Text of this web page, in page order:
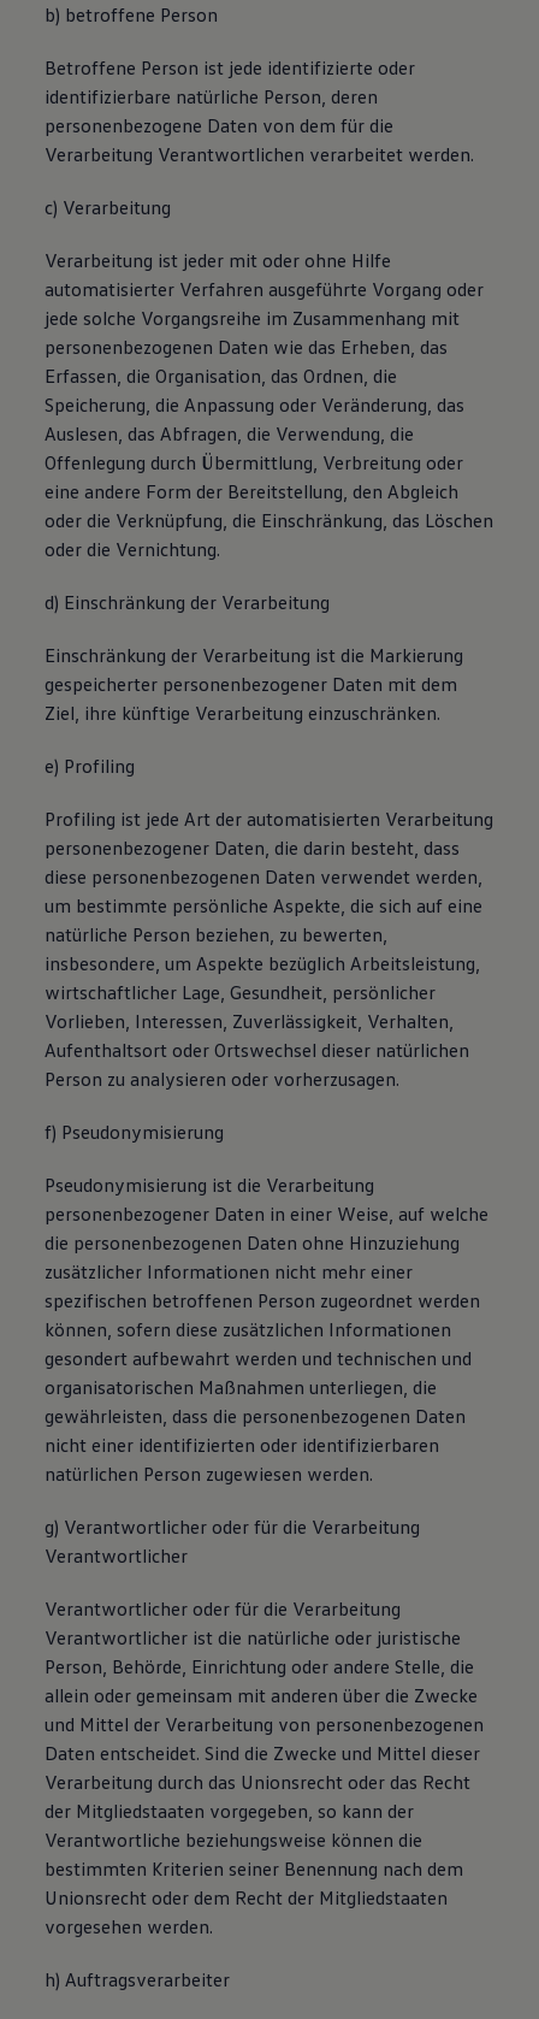
b) betroffene Person
Betroffene Person ist jede identifizierte oder
identifizierbare natürliche Person, deren
personenbezogene Daten von dem für die
Verarbeitung Verantwortlichen verarbeitet werden.
c) Verarbeitung
Verarbeitung ist jeder mit oder ohne Hilfe
automatisierter Verfahren ausgeführte Vorgang oder
jede solche Vorgangsreihe im Zusammenhang mit
personenbezogenen Daten wie das Erheben, das
Erfassen, die Organisation, das Ordnen, die
Speicherung, die Anpassung oder Veränderung, das
Auslesen, das Abfragen, die Verwendung, die
Offenlegung durch Übermittlung, Verbreitung oder
eine andere Form der Bereitstellung, den Abgleich
oder die Verknüpfung, die Einschränkung, das Löschen
oder die Vernichtung.
d) Einschränkung der Verarbeitung
Einschränkung der Verarbeitung ist die Markierung
gespeicherter personenbezogener Daten mit dem
Ziel, ihre künftige Verarbeitung einzuschränken.
e) Profiling
Profiling ist jede Art der automatisierten Verarbeitung
personenbezogener Daten, die darin besteht, dass
diese personenbezogenen Daten verwendet werden,
um bestimmte persönliche Aspekte, die sich auf eine
natürliche Person beziehen, zu bewerten,
insbesondere, um Aspekte bezüglich Arbeitsleistung,
wirtschaftlicher Lage, Gesundheit, persönlicher
Vorlieben, Interessen, Zuverlässigkeit, Verhalten,
Aufenthaltsort oder Ortswechsel dieser natürlichen
Person zu analysieren oder vorherzusagen.
f) Pseudonymisierung
Pseudonymisierung ist die Verarbeitung
personenbezogener Daten in einer Weise, auf welche
die personenbezogenen Daten ohne Hinzuziehung
zusätzlicher Informationen nicht mehr einer
spezifischen betroffenen Person zugeordnet werden
können, sofern diese zusätzlichen Informationen
gesondert aufbewahrt werden und technischen und
organisatorischen Maßnahmen unterliegen, die
gewährleisten, dass die personenbezogenen Daten
nicht einer identifizierten oder identifizierbaren
natürlichen Person zugewiesen werden.
g) Verantwortlicher oder für die Verarbeitung
Verantwortlicher
Verantwortlicher oder für die Verarbeitung
Verantwortlicher ist die natürliche oder juristische
Person, Behörde, Einrichtung oder andere Stelle, die
allein oder gemeinsam mit anderen über die Zwecke
und Mittel der Verarbeitung von personenbezogenen
Daten entscheidet. Sind die Zwecke und Mittel dieser
Verarbeitung durch das Unionsrecht oder das Recht
der Mitgliedstaaten vorgegeben, so kann der
Verantwortliche beziehungsweise können die
bestimmten Kriterien seiner Benennung nach dem
Unionsrecht oder dem Recht der Mitgliedstaaten
vorgesehen werden.
h) Auftragsverarbeiter